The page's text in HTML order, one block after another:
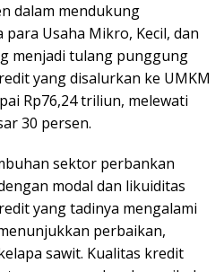
dalam mendukung
Usaha Mikro, Kecil, dan
menjadi tulang punggung
yang disalurkan ke UMKM
Rp76,24 triliun, melewati
30 persen.
sektor perbankan
modal dan likuiditas
yang tadinya mengalami
perbaikan,
sawit. Kualitas kredit